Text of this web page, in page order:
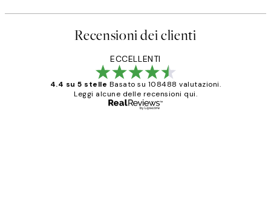
Recensioni dei clienti
ECCELLENTI
4.4 su 5 stelle Basato su 108488 valutazioni.
Leggi alcune delle recensioni qui.